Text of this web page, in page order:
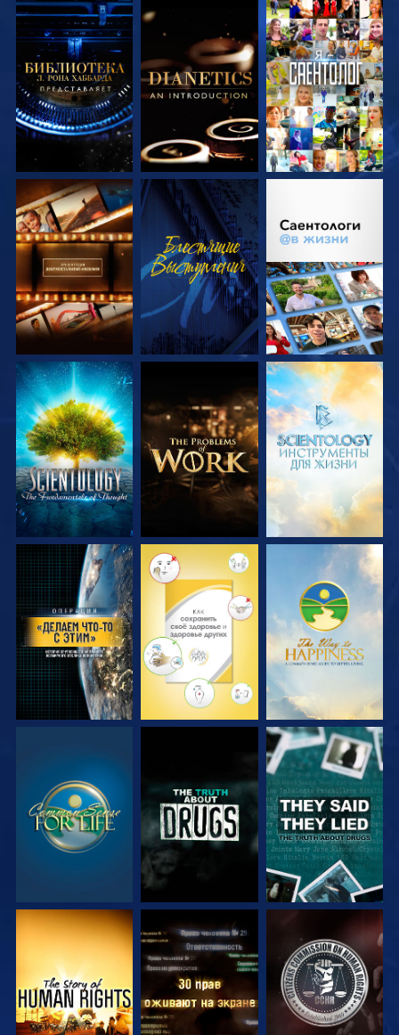
СМОТРЕТЬ
ПЕРЕДАЧИ
СМОТРЕТЬ
ПЕРЕДАЧИ
СМОТРЕТЬ
СМОТРЕТЬ
ПЕРЕДАЧИ
СМОТРЕТЬ
СМОТРЕТЬ
СМОТРЕТЬ
ПЕРЕДАЧИ
СМОТРЕТЬ
ПЕРЕДАЧИ
СМОТРЕТЬ
ПЕРЕДАЧИ
СМОТРЕТЬ СМОТРЕТЬ СМОТРЕТЬ
СМОТРЕТЬ СМОТРЕТЬ СМОТРЕТЬ
СМОТРЕТЬ СМОТРЕТЬ СМОТРЕТЬ